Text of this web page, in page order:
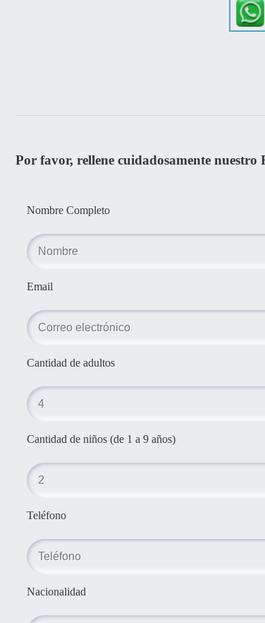
Por favor, rellene cuidadosamente
Nombre Completo
Email
Cantidad de adultos
Cantidad de niños (de 1 a 9 años)
Teléfono
Nacionalidad